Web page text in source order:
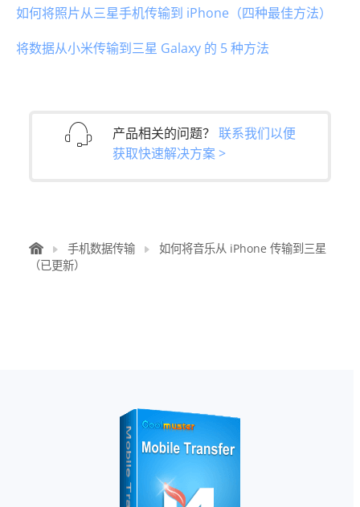
如何将照片从三星手机传输到 iPhone（四种最佳方法）
将数据从小米传输到三星 Galaxy 的 5 种方法
产品相关的问题？ 联系我们以便
获取快速解决方案 >
手机数据传输
如何将音乐从 iPhone 传输到三星
（已更新）